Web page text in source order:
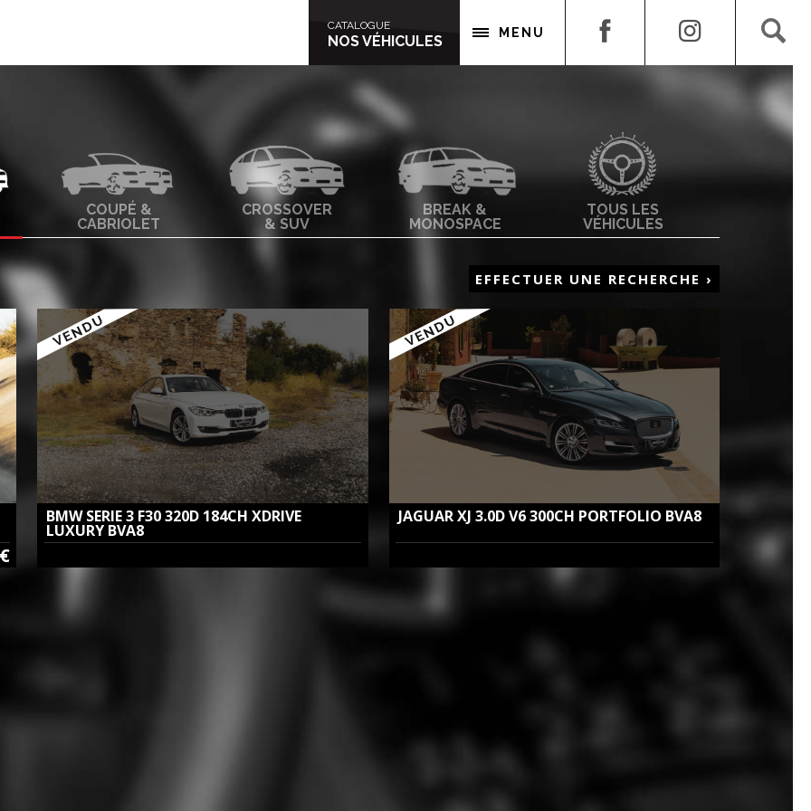
MENU
CATALOGUE
NOS VÉHICULES
COUPÉ &
CABRIOLET
CROSSOVER
& SUV
BREAK &
MONOSPACE
TOUS LES
VÉHICULES
EFFECTUER UNE RECHERCHE ›
BMW SERIE 3 F30320D 184CH XDRIVE
LUXURY BVA8
JAGUAR XJ 3.0D V6 300CH PORTFOLIO BVA8